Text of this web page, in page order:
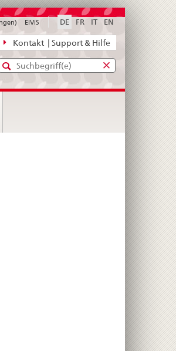
Kontakt | Support & Hilfe
DE FR IT EN
ElViS
Eingabefenster
für